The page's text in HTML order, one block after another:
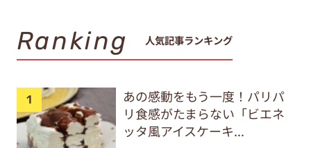
Ranking 人気記事ランキング
あの感動をもう一度！パリパ
リ食感がたまらない「ビエネ
ッタ風アイスケーキ...